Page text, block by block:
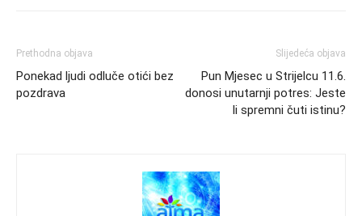
Prethodna objava
Ponekad ljudi odluče otići bez
pozdrava
Slijedeća objava
Pun Mjesec u Strijelcu 11.6.
donosi unutarnji potres: Jeste
li spremni čuti istinu?